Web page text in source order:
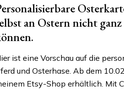
an Ostern nicht
ist eine Vorschau auf die
und Osterhase. Ab dem
Etsy-Shop erhältlich. Mit